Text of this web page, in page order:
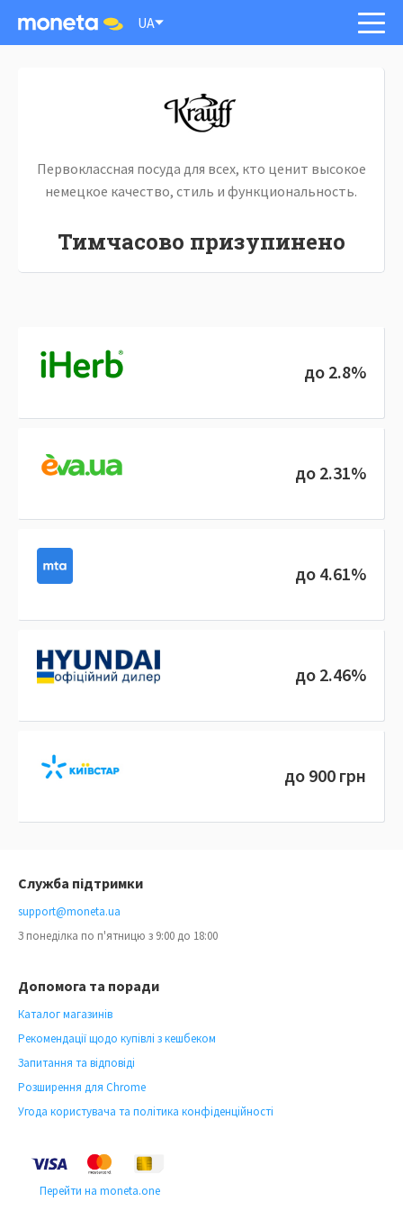
UA
Первоклассная посуда для всех, кто ценит высокое
немецкое качество, стиль и функциональность.
Тимчасово призупинено
до 2.8%
до 2.31%
до 4.61%
до 2.46%
до 900 грн
Допомога та поради
Каталог магазинів
Рекомендації щодо купівлі з кешбеком
Запитання та відповіді
Розширення для Chrome
Угода користувача та політика конфіденційності
Служба підтримки
support@moneta.ua
З понеділка по п'ятницю з 9:00 до 18:00
Перейти на moneta.one